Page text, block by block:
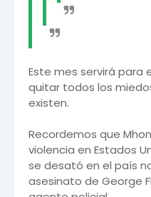
Este mes servirá para
quitar todos los
existen.
Recordemos que
violencia en Estados
se desató en el país
asesinato de George